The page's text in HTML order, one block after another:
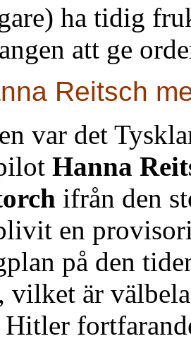
ha tidig
att ge
Reitsch
var det
Hanna
ifrån den
en
på den
vilket är